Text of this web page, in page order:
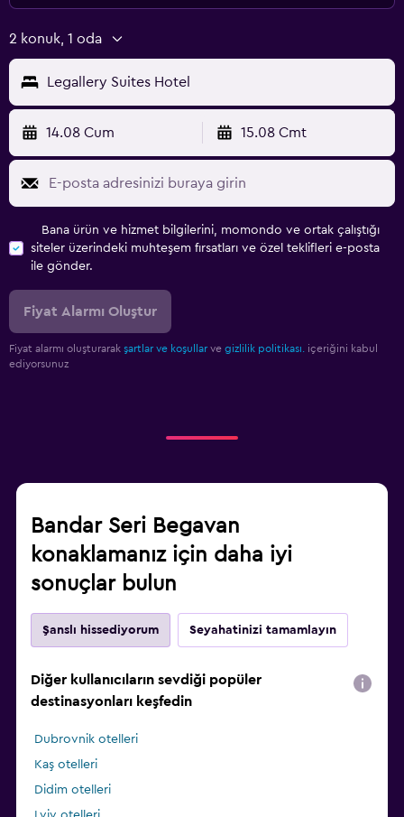
2 konuk, 1 oda
Legallery Suites Hotel
14.08 Cum 15.08 Cmt
Bana ürün ve hizmet bilgilerini, momondo ve ortak çalıştığı
siteler üzerindeki muhteşem fırsatları ve özel teklifleri e-posta
ile gönder.
Fiyat Alarmı Oluştur
Fiyat alarmı oluşturarak şartlar ve koşullar ve gizlilik politikası.
içeriğini kabul
ediyorsunuz
Bandar Seri Begavan
konaklamanız için daha iyi
sonuçlar bulun
Şanslı hissediyorum Seyahatinizi tamamlayın
Diğer kullanıcıların sevdiği popüler
destinasyonları keşfedin
Dubrovnik otelleri
Kaş otelleri
Didim otelleri